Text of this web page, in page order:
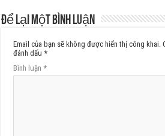
Để lại một bình luận
Email của bạn sẽ không được hiển thị công khai.
đánh dấu*
Bình luận*